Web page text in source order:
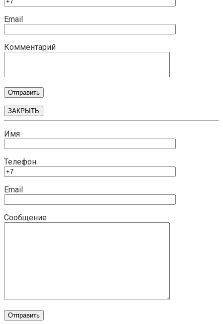
Email
Комментарий
ЗАКРЫТЬ
Имя
Телефон
Email
Сообщение